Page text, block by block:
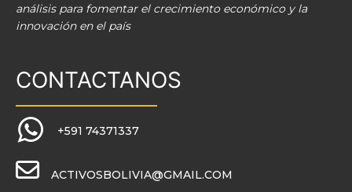
análisis para fomentar el crecimiento económico y la
innovación en el país
CONTACTANOS
+591 74371337
ACTIVOSBOLIVIA@GMAIL.COM